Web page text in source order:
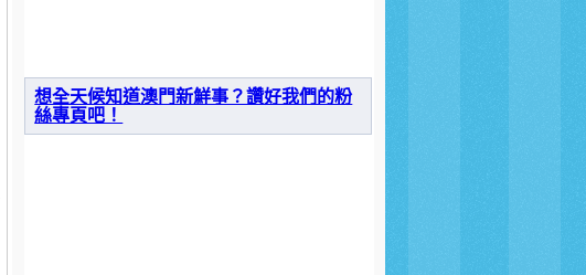
想全天候知道澳門新鮮事？讚好我們的粉
絲專頁吧！